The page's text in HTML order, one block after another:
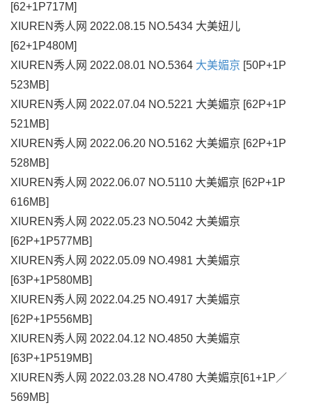
[62+1P717M]
XIUREN秀人网 2022.08.15 NO.5434 大美妞儿
[62+1P480M]
XIUREN秀人网 2022.08.01 NO.5364 大美媚京 [50P+1P
523MB]
XIUREN秀人网 2022.07.04 NO.5221 大美媚京 [62P+1P
521MB]
XIUREN秀人网 2022.06.20 NO.5162 大美媚京 [62P+1P
528MB]
XIUREN秀人网 2022.06.07 NO.5110 大美媚京 [62P+1P
616MB]
XIUREN秀人网 2022.05.23 NO.5042 大美媚京
[62P+1P577MB]
XIUREN秀人网 2022.05.09 NO.4981 大美媚京
[63P+1P580MB]
XIUREN秀人网 2022.04.25 NO.4917 大美媚京
[62P+1P556MB]
XIUREN秀人网 2022.04.12 NO.4850 大美媚京
[63P+1P519MB]
XIUREN秀人网 2022.03.28 NO.4780 大美媚京[61+1P／
569MB]